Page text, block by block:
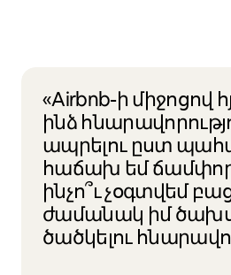
«Airbnb-ի միջոցով
ինձ
ապրելու ըստ
հաճախ եմ
ինչո՞ւ չօգտվեմ
ժամանակ իմ
ծածկելու